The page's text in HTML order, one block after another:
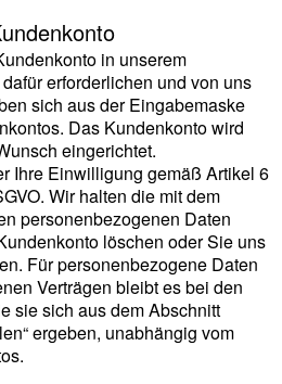
in unserem
erforderlichen und von uns
sich aus der Eingabemaske
Das Kundenkonto wird
eingerichtet.
Ihre Einwilligung gemäß Artikel 6
Wir halten die mit dem
personenbezogenen Daten
löschen oder Sie uns
Für personenbezogene Daten
Verträgen bleibt es bei den
sie sich aus dem Abschnitt
ergeben, unabhängig vom